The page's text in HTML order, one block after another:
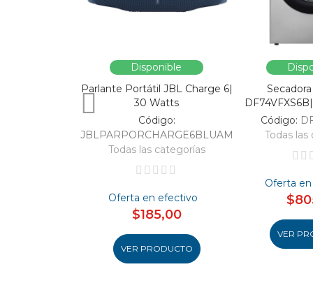
Disponible
Parlante Portátil JBL Charge 6|
30 Watts
Código:
JBLPARPORCHARGE6BLUAM
Todas las categorías
Oferta en efectivo
$185,00
VER PRODUCTO
Código:
Todas
Oferta
VER